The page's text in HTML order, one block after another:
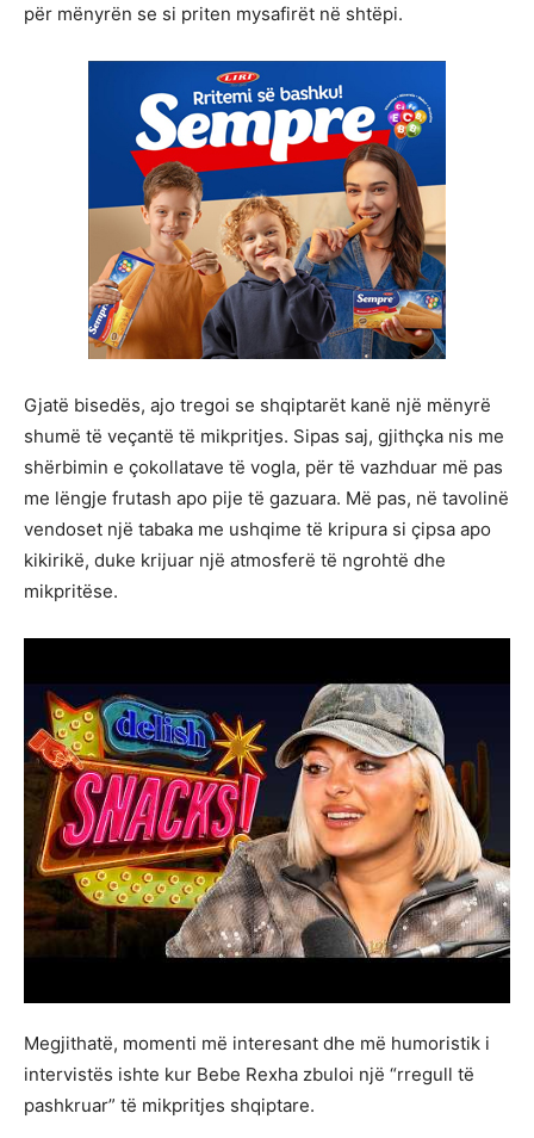
për mënyrën se si priten mysafirët në shtëpi.
Gjatë bisedës, ajo tregoi se shqiptarët kanë një mënyrë
shumë të veçantë të mikpritjes. Sipas saj, gjithçka nis me
shërbimin e çokollatave të vogla, për të vazhduar më pas
me lëngje frutash apo pije të gazuara. Më pas, në tavolinë
vendoset një tabaka me ushqime të kripura si çipsa apo
kikirikë, duke krijuar një atmosferë të ngrohtë dhe
mikpritëse.
Megjithatë, momenti më interesant dhe më humoristik i
intervistës ishte kur Bebe Rexha zbuloi një “rregull të
pashkruar” të mikpritjes shqiptare.